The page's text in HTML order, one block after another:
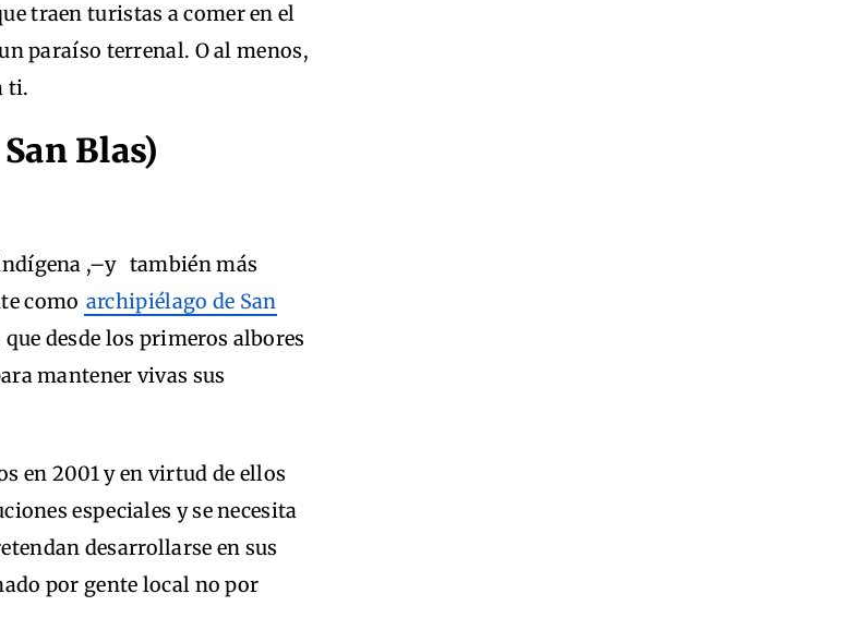
traen turistas a comer en el
paraíso terrenal. O al menos,
ti.
Blas)
,–y también más
como archipiélago de San
desde los primeros albores
mantener vivas sus
en 2001 y en virtud de ellos
especiales y se necesita
desarrollarse en sus
por gente local no por